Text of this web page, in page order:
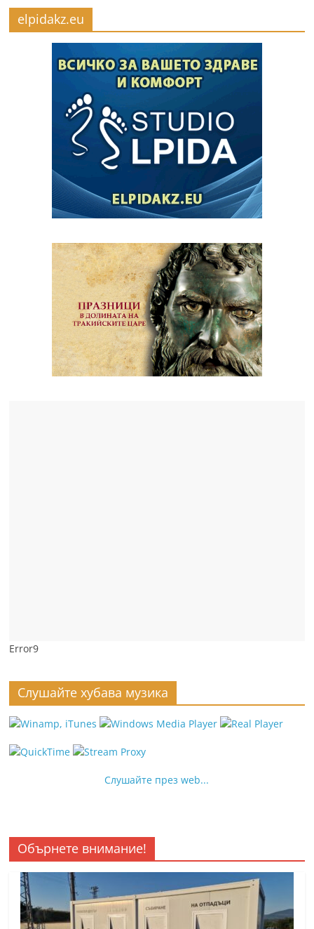
elpidakz.eu
Error9
Слушайте хубава музика
Слушайте през web...
Обърнете внимание!